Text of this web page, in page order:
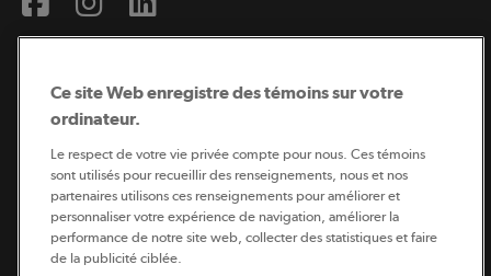
Coopérateur est publié par Sollio Groupe Coopératif.
Il est l’outil d’information de la coopération agricole
québécoise.
Ce site Web enregistre des témoins sur votre
ordinateur.
Le respect de votre vie privée compte pour nous. Ces témoins
sont utilisés pour recueillir des renseignements, nous et nos
partenaires utilisons ces renseignements pour améliorer et
personnaliser votre expérience de navigation, améliorer la
performance de notre site web, collecter des statistiques et faire
de la publicité ciblée.